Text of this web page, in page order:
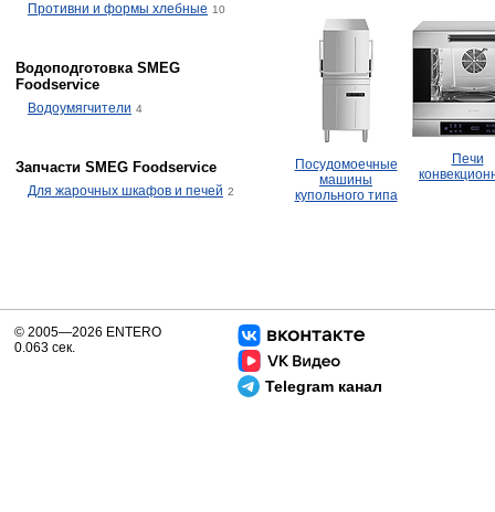
Посудомоечные
машины
купольного типа
Печи
Противни и формы хлебные 10
Водоподготовка SMEG
Foodservice
Водоумягчители 4
Запчасти SMEG Foodservice
Для жарочных шкафов и печей 2
Telegram канал
© 2005—2026 ENTERO
0.063 сек.